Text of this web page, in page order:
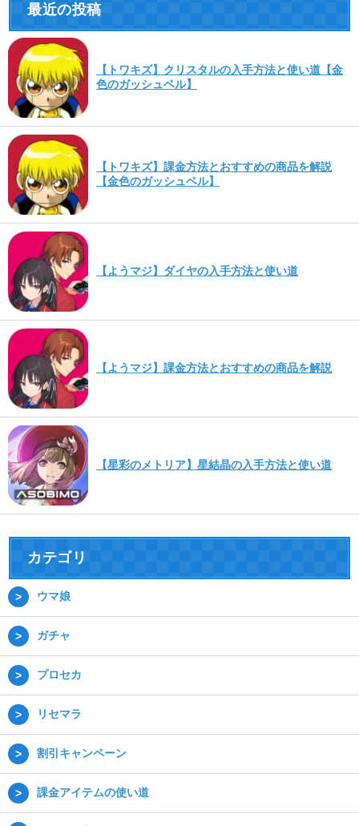
最近の投稿
【トワキズ】クリスタルの入手方法と使い道【金
色のガッシュベル】
【トワキズ】課金方法とおすすめの商品を解説
【金色のガッシュベル】
【ようマジ】ダイヤの入手方法と使い道
【ようマジ】課金方法とおすすめの商品を解説
【星彩のメトリア】星結晶の入手方法と使い道
カテゴリ
ウマ娘
ガチャ
プロセカ
リセマラ
割引キャンペーン
課金アイテムの使い道